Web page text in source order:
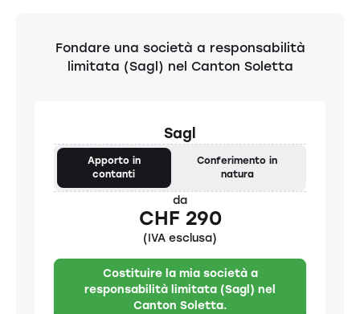
Fondare una società a responsabilità
limitata (Sagl) nel Canton Soletta
Sagl
Apporto in
contanti
Conferimento in
natura
da
CHF 290
(IVA esclusa)
Costituire la mia società a
responsabilità limitata (Sagl) nel
Canton Soletta.